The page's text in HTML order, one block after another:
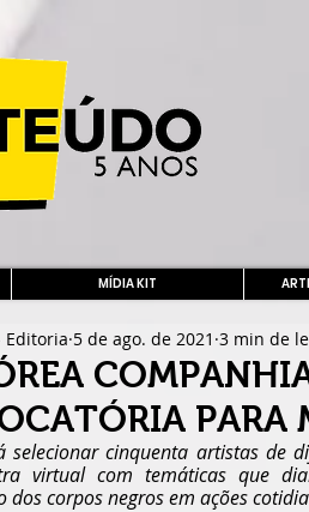
MÍDIA KIT
PARA
Editoria 5 de ago. de 2021 3 min de
selecionar cinquenta artistas de
virtual com temáticas que
dos corpos negros em ações